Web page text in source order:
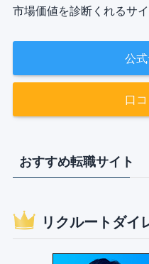
市場価値を診断くれるサイ
公
口
おすすめ転職サイト
リクルートダイ